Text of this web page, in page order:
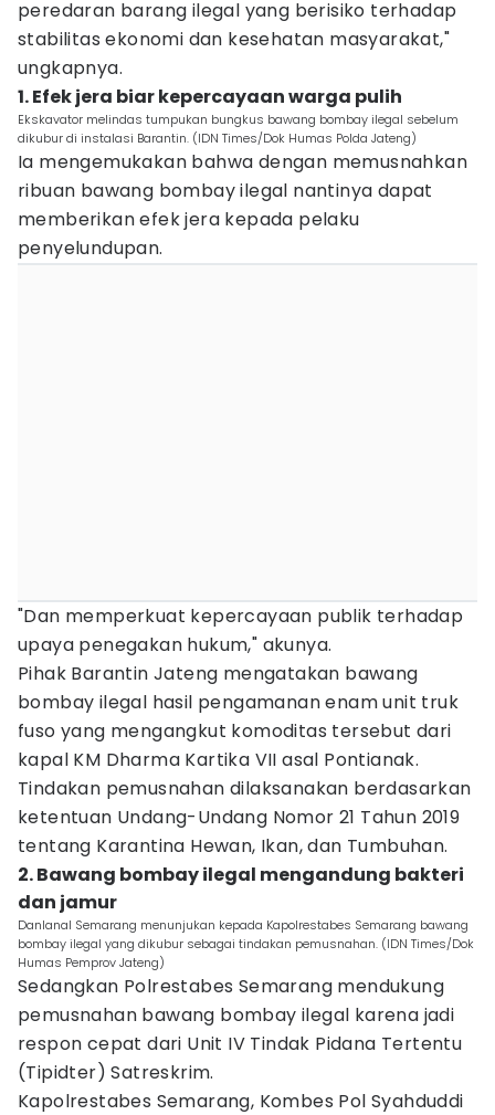
peredaran barang ilegal yang berisiko terhadap
stabilitas ekonomi dan kesehatan masyarakat,"
ungkapnya.
1. Efek jera biar kepercayaan warga pulih
Ekskavator melindas tumpukan bungkus bawang bombay ilegal sebelum
dikubur di instalasi Barantin. (IDN Times/Dok Humas Polda Jateng)
Ia mengemukakan bahwa dengan memusnahkan
ribuan bawang bombay ilegal nantinya dapat
memberikan efek jera kepada pelaku
penyelundupan.
"Dan memperkuat kepercayaan publik terhadap
upaya penegakan hukum," akunya.
Pihak Barantin Jateng mengatakan bawang
bombay ilegal hasil pengamanan enam unit truk
fuso yang mengangkut komoditas tersebut dari
kapal KM Dharma Kartika VII asal Pontianak.
Tindakan pemusnahan dilaksanakan berdasarkan
ketentuan Undang-Undang Nomor 21 Tahun 2019
tentang Karantina Hewan, Ikan, dan Tumbuhan.
2. Bawang bombay ilegal mengandung bakteri
dan jamur
Danlanal Semarang menunjukan kepada Kapolrestabes Semarang bawang
bombay ilegal yang dikubur sebagai tindakan pemusnahan. (IDN Times/Dok
Humas Pemprov Jateng)
Sedangkan Polrestabes Semarang mendukung
pemusnahan bawang bombay ilegal karena jadi
respon cepat dari Unit IV Tindak Pidana Tertentu
(Tipidter) Satreskrim.
Kapolrestabes Semarang, Kombes Pol Syahduddi